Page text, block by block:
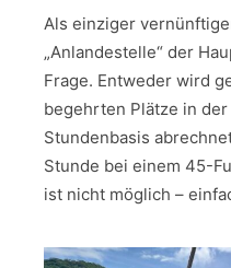
Als einziger
„Anlandestelle“ der
Frage. Entweder wird
begehrten Plätze in
Stundenbasis
Stunde bei einem 45-
ist nicht möglich –